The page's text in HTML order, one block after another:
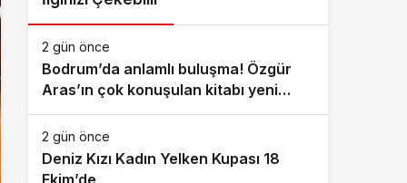
2 gün önce
Bodrum’da anlamlı buluşma! Özgür
Aras’ın çok konuşulan kitabı yeni
baskısını Titanic Luxury Collection
Bodrum’da kutladı
2 gün önce
Deniz Kızı Kadın Yelken Kupası 18
Ekim’de